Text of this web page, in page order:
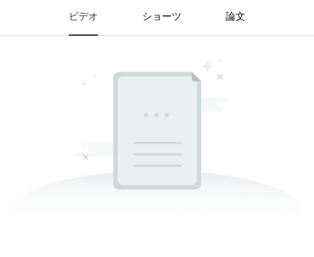
ビデオ ショーツ 論文